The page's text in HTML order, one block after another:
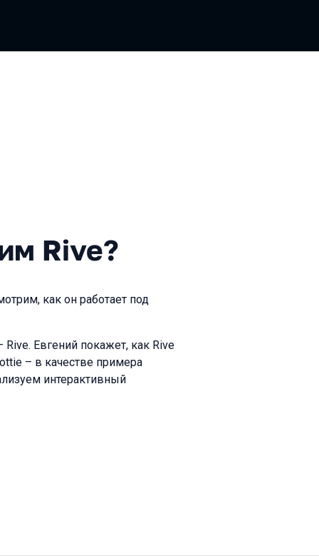
Rive?
как он работает под
Евгений покажет, как Rive
– в качестве примера
интерактивный